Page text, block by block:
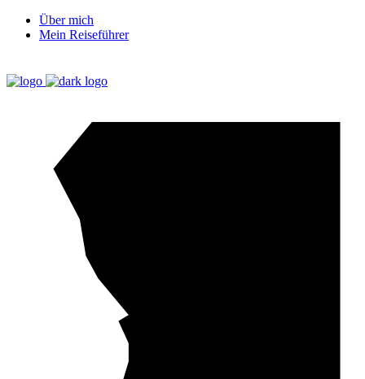
Über mich
Mein Reiseführer